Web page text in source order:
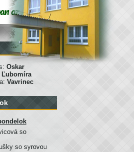
Oskar
Ľubomíra
Vavrinec
so
so syrovou